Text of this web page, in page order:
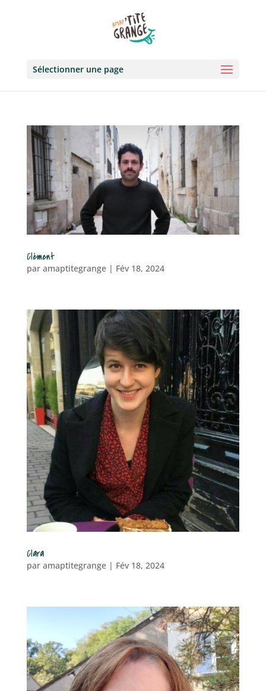
Sélectionner une page
Clément
par amaptitegrange| Fév 18, 2024
Clara
par amaptitegrange| Fév 18, 2024